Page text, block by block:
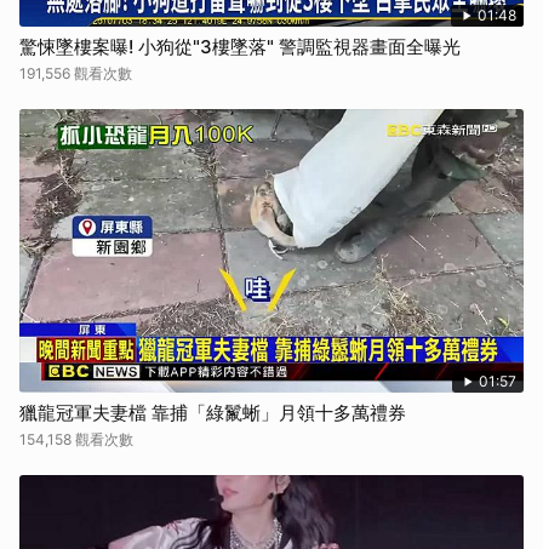
01:48
驚悚墜樓案曝! 小狗從"3樓墜落" 警調監視器畫面全曝光
191,556 觀看次數
01:57
獵龍冠軍夫妻檔 靠捕「綠鬣蜥」月領十多萬禮券
154,158 觀看次數